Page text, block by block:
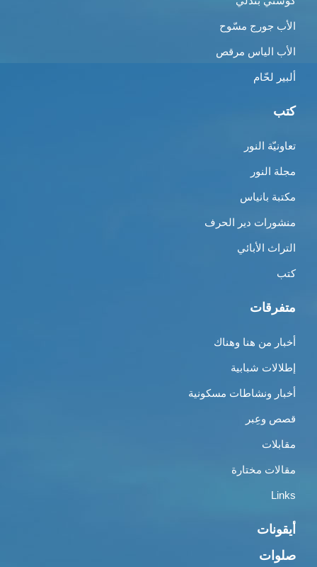
الأب جورج مسّوح
الأب الياس مرقص
ألبير لحّام
كتب
تعاونيّة النور
مجلة النور
مكتبة بانياس
منشورات دير الحرف
التراث الأبائي
كتب
متفرقات
أخبار من هنا وهناك
إطلالات شبابية
أخبار ونشاطات مسكونية
قصص وعِبر
مقابلات
مقالات مختارة
Links
أيقونات
صلوات